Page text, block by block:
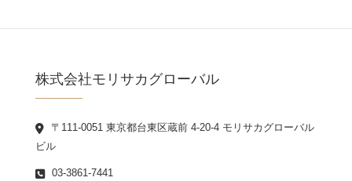
株式会社モリサカグローバル
〒111-0051 東京都台東区蔵前 4-20-4 モリサカグローバル
ビル
03-3861-7441